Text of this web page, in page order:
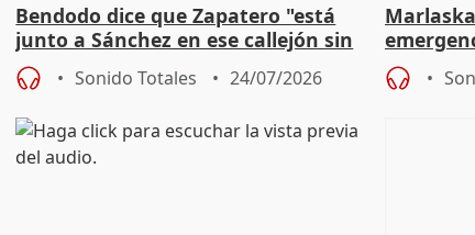
Bendodo dice que Zapatero "está
junto a Sánchez en ese callejón sin
salida
Sonido Totales 24/07/2026
político